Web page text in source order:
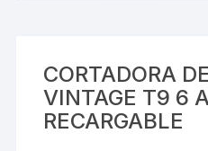
CORTADORA
VINTAGE T9 6
RECARGABLE